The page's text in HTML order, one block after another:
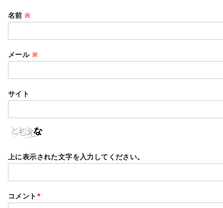
名前※
メール ※
サイト
上に表示された文字を入力してください。
コメント*